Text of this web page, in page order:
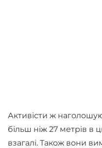
Активісти ж
більш ніж 27 метрів в
взагалі. Також вони